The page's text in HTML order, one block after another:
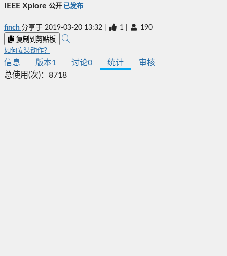
IEEE Xplore 公开 已发布
finch 分享于 2019-03-20 13:32 1 190
复制到剪贴板
如何安装动作？
信息 版本1 讨论0 统计
审核
总使用(次)： 8718